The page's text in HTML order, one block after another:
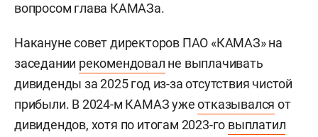
вопросом глава КАМАЗа.
Накануне совет директоров ПАО «КАМАЗ» на
заседании рекомендовал не выплачивать
дивиденды за 2025 год из-за отсутствия чистой
прибыли. В 2024-м КАМАЗ ужеотказывался от
дивидендов, хотя по итогам 2023-го выплатил